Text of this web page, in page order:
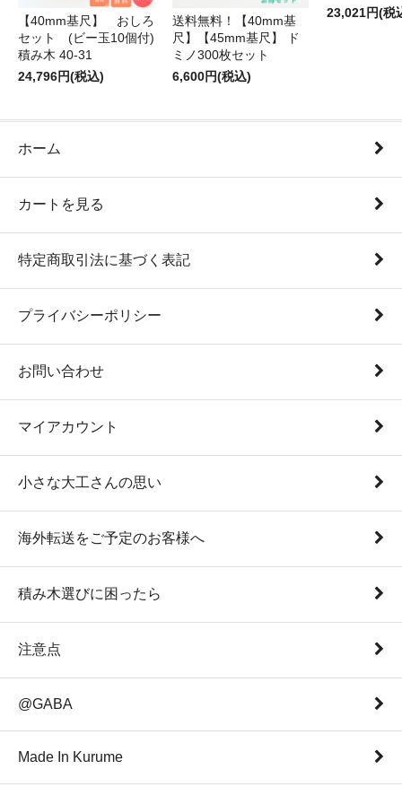
【40mm基尺】 おしろ
セット (ビー玉10個付)
積み木 40-31
24,796円(税込)
送料無料！【40mm基
尺】【45mm基尺】 ド
ミノ300枚セット
6,600円(税込)
23,021円(税
ホーム
カートを見る
特定商取引法に基づく表記
プライバシーポリシー
お問い合わせ
マイアカウント
小さな大工さんの思い
海外転送をご予定のお客様へ
積み木選びに困ったら
注意点
@GABA
Made In Kurume